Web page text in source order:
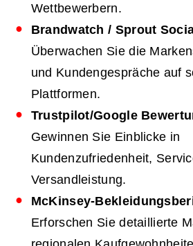
Wettbewerbern.
Brandwatch / Sprout
Überwachen Sie die
und Kundengespräche auf
Plattformen.
Trustpilot/Google
Gewinnen Sie Einblicke in
Kundenzufriedenheit,
Versandleistung.
McKinsey-
Erforschen Sie detaillierte